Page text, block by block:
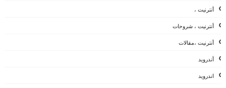
أنترنيت ،
أنترنيت ، شروحات
أنترنيت ،مقالات
أندرويد
اندرويد